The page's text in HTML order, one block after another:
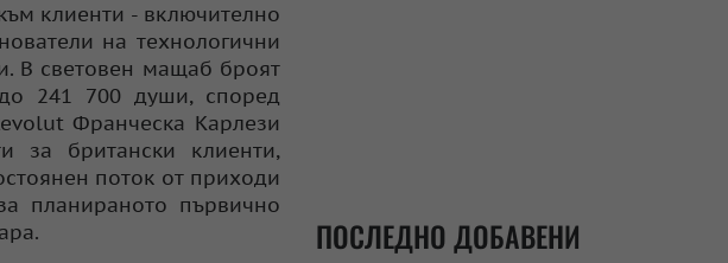
клиенти - включително
на технологични
В световен мащаб броят
241 700 души, според
Франческа Карлези
за британски клиенти,
поток от приходи
планираното първично
ПОСЛЕДНО ДОБАВЕНИ